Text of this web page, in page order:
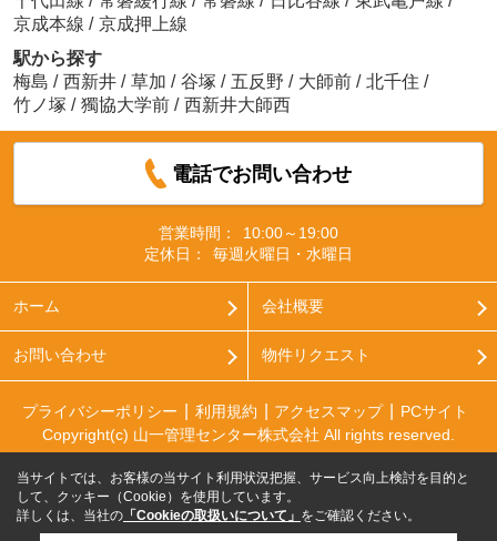
京成本線 / 京成押上線
駅から探す
梅島 / 西新井 / 草加 / 谷塚 / 五反野 / 大師前 / 北千住 /
竹ノ塚 / 獨協大学前 / 西新井大師西
電話でお問い合わせ
営業時間：
10:00～19:00
定休日：
毎週火曜日・水曜日
ホーム 会社概要
お問い合わせ 物件リクエスト
プライバシーポリシー 利用規約 アクセスマップ
PCサイト
Copyright(c) 山一管理センター株式会社 All rights reserved.
当サイトでは、お客様の当サイト利用状況把握、サービス向上検討を目的と
して、クッキー（Cookie）を使用しています。
詳しくは、当社の 「Cookieの取扱いについて」 をご確認ください。